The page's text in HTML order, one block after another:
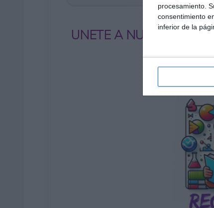
procesamiento.
consentimiento
inferior de la
UNETE A NUESTRO